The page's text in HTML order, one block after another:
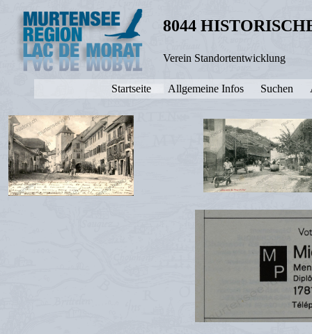
8044
Verein Standortentwicklung
Startseite Allgemeine Infos Suchen